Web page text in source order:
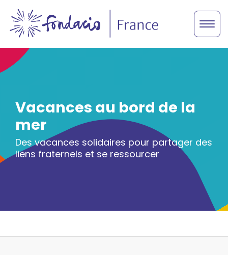
Vacances au bord de la
mer
Des vacances solidaires pour partager des
liens fraternels et se ressourcer